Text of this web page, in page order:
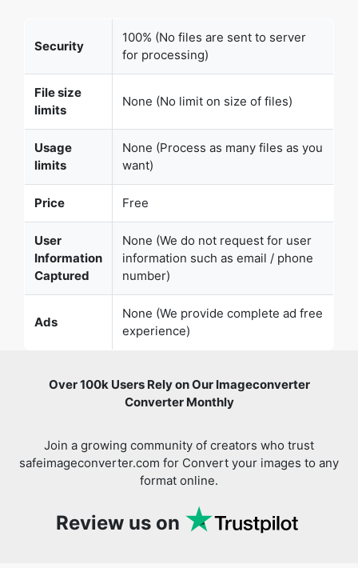
Security
100% (No files are sent to server
for processing)
File size
limits
None (No limit on size of files)
Usage
limits
None (Process as many files as you
want)
Price Free
User
Information
Captured
None (We do not request for user
information such as email / phone
number)
Ads
None (We provide complete ad free
experience)
Over 100k Users Rely on Our Imageconverter
Converter Monthly
Join a growing community of creators who trust
safeimageconverter.com for Convert your images to any
format online.
Review us on